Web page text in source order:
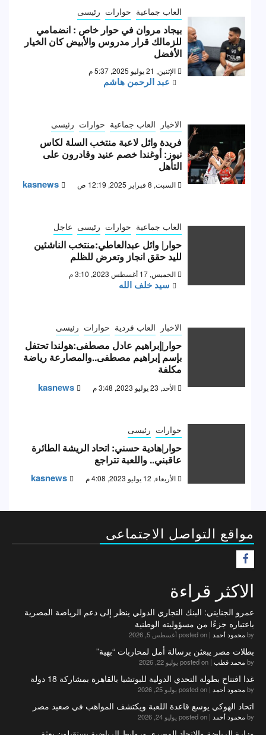
العاب جماعية حوارات رئيسى
بيجاد مروان في حوار خاص : انضمامي
للزمالك قرار مدروس والأبيض كان الخيار
الأفضل
الإثنين, 21 يوليو 2025, 5:37 م
عبد الرحمن هاشم
الاخبار العاب جماعية حوارات رئيسى
فريدة وائل لاعبة منتخب السلة لكاس
نيوز: أوغندا خصم عنيد وقادرون على
التأهل
السبت, 8 فبراير 2025, 12:19 ص kasnews
العاب جماعية حوارات رئيسى عاجل
حوار| وائل عبدالعاطي:منتخب الناشئين
لليد حقق انجاز وتعرض للظلم
الخميس, 17 أغسطس 2023, 3:10 م
سيد خلف الله
الاخبار العاب فردية حوارات رئيسى
حوار|إبراهيم عادل مصطفى:هولندا تحتفل
بإسم إبراهيم مصطفى..والمصارعة رياضة
مكلفة
الأحد, 23 يوليو 2023, 3:48 م kasnews
حوارات رئيسى
حوار|هادية حسني: اتحاد الريشة الطائرة
عاقبني.. واللعبة تتراجع
الأربعاء, 12 يوليو 2023, 4:08 م kasnews
مواقع التواصل الاجتماعى
الاكثر قراءة
عمرو الجنايني: البنك التجاري الدولي ينظر إلى دعم الرياضة المصرية
باعتباره جزءًا من مسؤوليته الوطنية
by محمود أحمد | posted on أغسطس 5, 2026
بطلات مصر يبعثن برسالة أمل لمحاربات “بهية”
by محمد قطب | posted on يوليو 22, 2026
غدا افتتاح بطولة التحدي الدولية للبوتشيا بالقاهرة بمشاركة 18 دولة
by محمود أحمد | posted on يوليو 25, 2026
اتحاد الهوكي يوسع قاعدة اللعبة ويكتشف المواهب في صعيد مصر
by محمود أحمد | posted on يوليو 24, 2026